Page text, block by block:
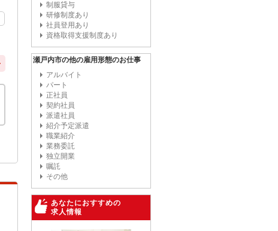
制服貸与
研修制度あり
社員登用あり
資格取得支援制度あり
瀬戸内市の他の雇用形態のお仕事
アルバイト
パート
正社員
契約社員
派遣社員
紹介予定派遣
職業紹介
業務委託
独立開業
嘱託
その他
あなたにおすすめの
求人情報